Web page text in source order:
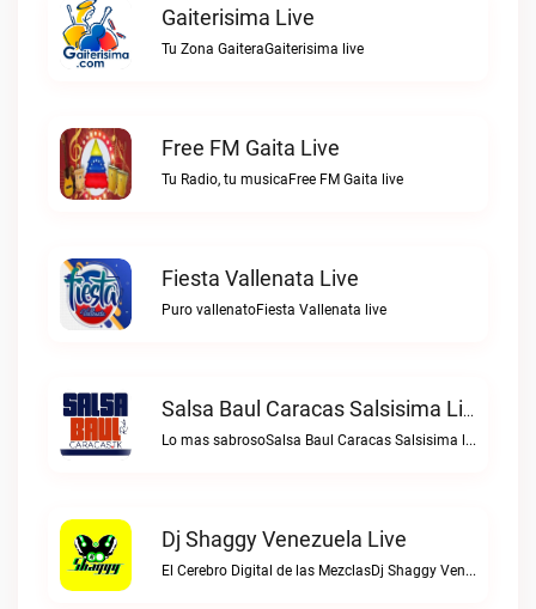
Gaiterisima Live
Tu Zona GaiteraGaiterisima live
Free FM Gaita Live
Tu Radio, tu musicaFree FM Gaita live
Fiesta Vallenata Live
Puro vallenatoFiesta Vallenata live
Salsa Baul Caracas Salsisima Live
Lo mas sabrosoSalsa Baul Caracas Salsisima live
Dj Shaggy Venezuela Live
El Cerebro Digital de las MezclasDj Shaggy Venezuela live